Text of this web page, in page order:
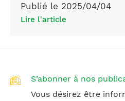
Publié le 2025/04/04
Lire l'article
S’abonner à nos
Vous désirez être